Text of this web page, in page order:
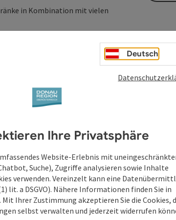
in Kombination mit vielen
Deutsch
Ihre Privatsphäre
Website-Erlebnis mit
Suche), Zugriffe analysieren sowie Inhalte
verwenden. Vereinzelt kann eine
lit. a DSGVO). Nähere Informationen finden Sie in
. Mit Ihrer Zustimmung akzeptieren Sie die Cookies,
selbst verwalten und jederzeit widerrufen